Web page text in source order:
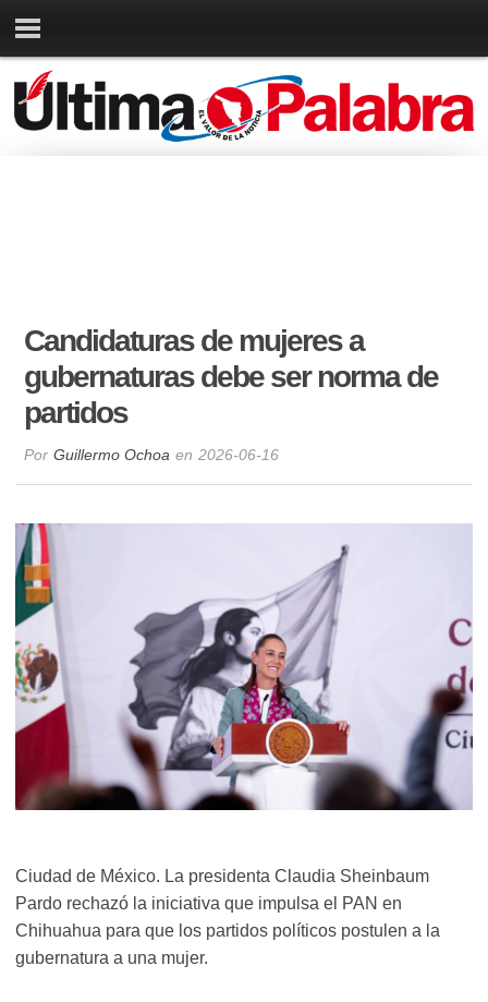
Candidaturas de mujeres a
gubernaturas debe ser norma de
partidos
Por Guillermo Ochoa en 2026-06-16
Ciudad de México. La presidenta Claudia Sheinbaum
Pardo rechazó la iniciativa que impulsa el PAN en
Chihuahua para que los partidos políticos postulen a la
gubernatura a una mujer.